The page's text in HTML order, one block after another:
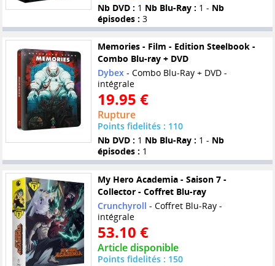
Nb DVD : 1 Nb Blu-Ray : 1 - Nb
épisodes : 3
Memories - Film - Edition Steelbook -
Combo Blu-ray + DVD
Dybex- Combo Blu-Ray + DVD -
intégrale
19.95 €
Rupture
Points fidelités : 110
Nb DVD : 1 Nb Blu-Ray : 1 - Nb
épisodes : 1
My Hero Academia - Saison 7 -
Collector - Coffret Blu-ray
Crunchyroll - Coffret Blu-Ray -
intégrale
53.10 €
Article disponible
Points fidelités : 150